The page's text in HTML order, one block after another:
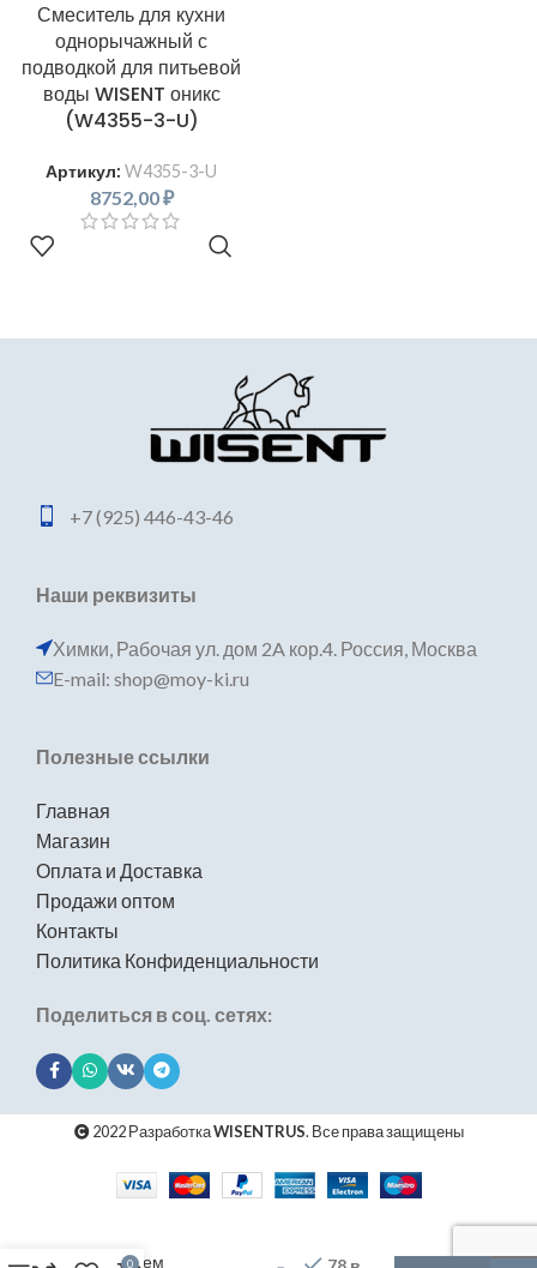
Смеситель для кухни
однорычажный с
подводкой для питьевой
воды WISENT оникс
(W4355-3-U)
Артикул: W4355-3-U
8752,00₽
+7 (925) 446-43-46
Наши реквизиты
Химки, Рабочая ул. дом 2A кор.4. Россия, Москва
E-mail: shop@moy-ki.ru
Полезные ссылки
Главная
Магазин
Оплата и Доставка
Продажи оптом
Контакты
Политика Конфиденциальности
Поделиться в соц. сетях:
2022 РазработкаWISENTRUS. Все права защищены
кухонная
мойка из
покрытием
0